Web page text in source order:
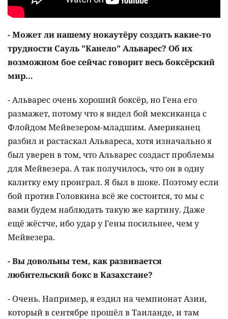
- Может ли нашему нокаутёру создать какие-то
трудности Сауль "Канело" Альварес? Об их
возможном бое сейчас говорит весь боксёрский
мир…
- Альварес очень хороший боксёр, но Гена его
размажет, потому что я видел бой мексиканца с
Флойдом Мейвезером-младшим. Американец
разбил и растаскал Альвареса, хотя изначально я
был уверен в том, что Альварес создаст проблемы
для Мейвезера. А так получилось, что он в одну
калитку ему проиграл. Я был в шоке. Поэтому если
бой против Головкина всё же состоится, то мы с
вами будем наблюдать такую же картину. Даже
ещё жёстче, ибо удар у Гены посильнее, чем у
Мейвезера.
- Вы довольны тем, как развивается
любительский бокс в Казахстане?
- Очень. Например, я ездил на чемпионат Азии,
который в сентябре прошёл в Таиланде, и там